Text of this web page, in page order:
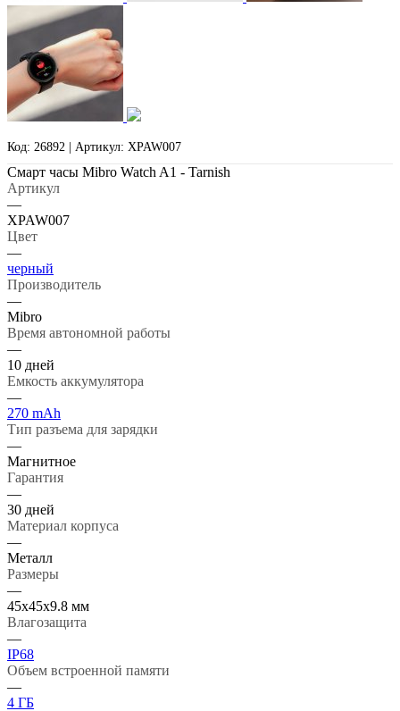
Код: 26892 | Артикул: XPAW007
Смарт часы Mibro Watch A1 - Tarnish
Артикул
—
XPAW007
Цвет
—
черный
Производитель
—
Mibro
Время автономной работы
—
10 дней
Емкость аккумулятора
—
270 mAh
Тип разъема для зарядки
—
Магнитное
Гарантия
—
30 дней
Материал корпуса
—
Металл
Размеры
—
45x45x9.8 мм
Влагозащита
—
IP68
Объем встроенной памяти
—
4 ГБ